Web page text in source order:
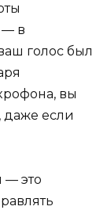
— в
голос был
вы
даже если
— это